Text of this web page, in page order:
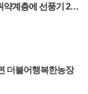
기탁… ‘시원한 나눔’ 실천
더불어행복한농장